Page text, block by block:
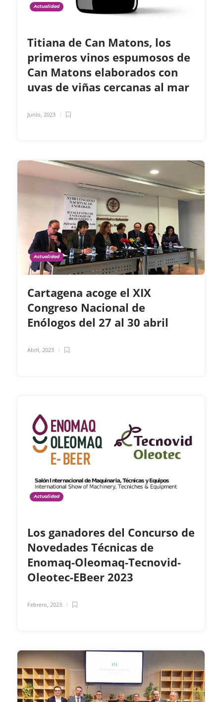
Actualidad
Titiana de Can Matons, los
primeros vinos espumosos de
Can Matons elaborados con
uvas de viñas cercanas al mar
Junio, 2023
Actualidad
Cartagena acoge el XIX
Congreso Nacional de
Enólogos del 27 al 30 abril
Abril, 2023
Actualidad
Los ganadores del Concurso de
Novedades Técnicas de
Enomaq-Oleomaq-Tecnovid-
Oleotec-EBeer 2023
Febrero, 2023